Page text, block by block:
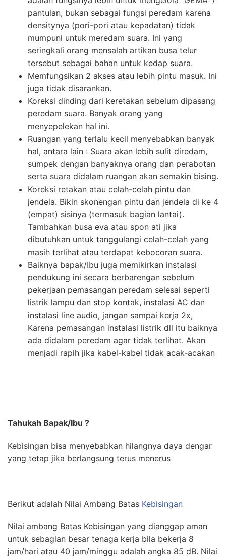
pantulan, bukan sebagai fungsi peredam karena
densitynya (pori-pori atau kepadatan) tidak
mumpuni untuk meredam suara. Ini yang
seringkali orang mensalah artikan busa telur
tersebut sebagai bahan untuk kedap suara.
Memfungsikan 2 akses atau lebih pintu masuk. Ini
juga tidak disarankan.
Koreksi dinding dari keretakan sebelum dipasang
peredam suara. Banyak orang yang
menyepelekan hal ini.
Ruangan yang terlalu kecil menyebabkan banyak
hal, antara lain : Suara akan lebih sulit diredam,
sumpek dengan banyaknya orang dan perabotan
serta suara didalam ruangan akan semakin bising.
Koreksi retakan atau celah-celah pintu dan
jendela. Bikin skonengan pintu dan jendela di ke 4
(empat) sisinya (termasuk bagian lantai).
Tambahkan busa eva atau spon ati jika
dibutuhkan untuk tanggulangi celah-celah yang
masih terlihat atau terdapat kebocoran suara.
Baiknya bapak/Ibu juga memikirkan instalasi
pendukung ini secara berbarengan sebelum
pekerjaan pemasangan peredam selesai seperti
listrik lampu dan stop kontak, instalasi AC dan
instalasi line audio, jangan sampai kerja 2x,
Karena pemasangan instalasi listrik dll itu baiknya
ada didalam peredam agar tidak terlihat. Akan
menjadi rapih jika kabel-kabel tidak acak-acakan
Tahukah Bapak/Ibu ?
Kebisingan bisa menyebabkan hilangnya daya dengar
yang tetap jika berlangsung terus menerus
Berikut adalah Nilai Ambang Batas Kebisingan
Nilai ambang Batas Kebisingan yang dianggap aman
untuk sebagian besar tenaga kerja bila bekerja 8
jam/hari atau 40 jam/minggu adalah angka 85 dB. Nilai